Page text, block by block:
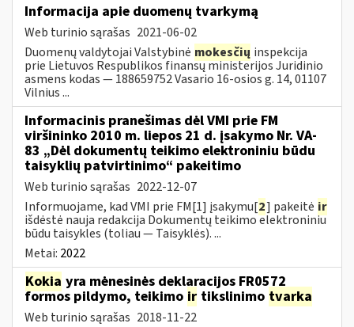
Informacija apie duomenų tvarkymą
Web turinio sąrašas 2021-06-02
Duomenų valdytojai Valstybinė mokesčių inspekcija
prie Lietuvos Respublikos finansų ministerijos Juridinio
asmens kodas — 188659752 Vasario 16-osios g. 14, 01107
Vilnius ...
Informacinis pranešimas dėl VMI prie FM
viršininko 2010 m. liepos 21 d. įsakymo Nr. VA-
83 „Dėl dokumentų teikimo elektroniniu būdu
taisyklių patvirtinimo“ pakeitimo
Web turinio sąrašas 2022-12-07
Informuojame, kad VMI prie FM[1] įsakymu[2] pakeitė ir
išdėstė nauja redakcija Dokumentų teikimo elektroniniu
būdu taisykles (toliau — Taisyklės). ...
Metai: 2022
Kokia yra mėnesinės deklaracijos FR0572
formos pildymo, teikimo ir tikslinimo tvarka
Web turinio sąrašas 2018-11-22